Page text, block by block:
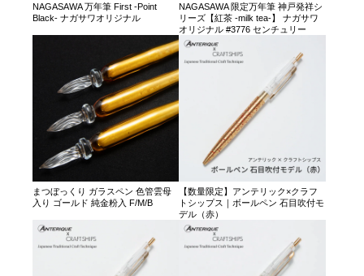
NAGASAWA 万年筆 First -Point
Black- ナガサワオリジナル
NAGASAWA 限定万年筆 神戸発祥シ
リーズ【紅茶 -milk tea-】 ナガサワ
オリジナル #3776 センチュリー
まつぼっくり ガラスペン 色管雲母
入り ゴールド 純金粉入 F/M/B
【数量限定】アンテリック×クラフ
トシップス｜ボールペン 石目吹付モ
デル（赤）